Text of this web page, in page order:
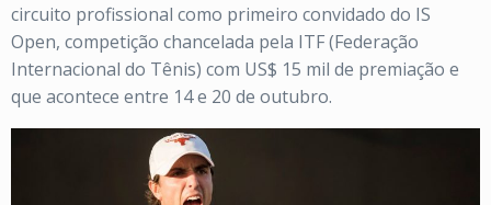
circuito profissional como primeiro convidado do IS
Open, competição chancelada pela ITF (Federação
Internacional do Tênis) com US$ 15 mil de premiação e
que acontece entre 14 e 20 de outubro.